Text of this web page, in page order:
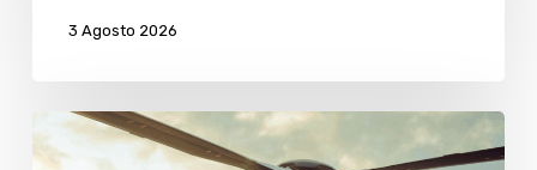
3 Agosto 2026
Aeronautica
Militare,